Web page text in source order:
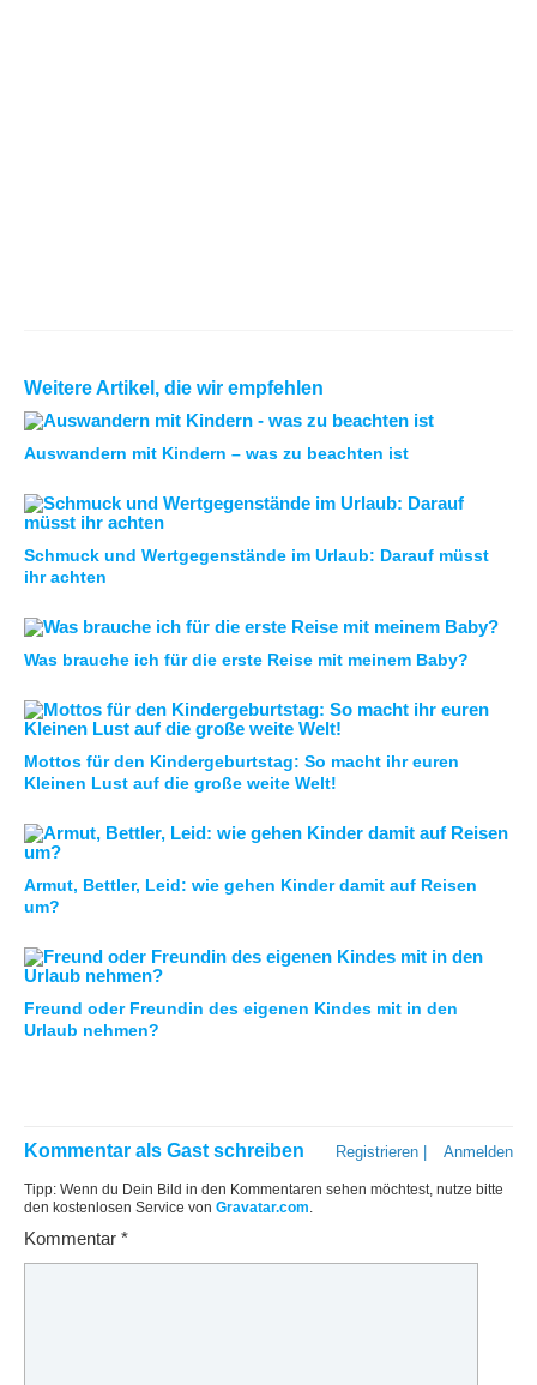
Weitere Artikel, die wir empfehlen
Auswandern mit Kindern – was zu beachten ist
Schmuck und Wertgegenstände im Urlaub: Darauf müsst
ihr achten
Was brauche ich für die erste Reise mit meinem Baby?
Mottos für den Kindergeburtstag: So macht ihr euren
Kleinen Lust auf die große weite Welt!
Armut, Bettler, Leid: wie gehen Kinder damit auf Reisen
um?
Freund oder Freundin des eigenen Kindes mit in den
Urlaub nehmen?
Anmelden
Registrieren
Kommentar als Gast schreiben
Tipp: Wenn du Dein Bild in den Kommentaren sehen möchtest, nutze bitte
den kostenlosen Service von Gravatar.com
Kommentar *